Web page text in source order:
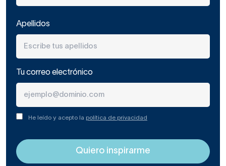
Apellidos
Tu correo electrónico
He leído y acepto la política de privacidad